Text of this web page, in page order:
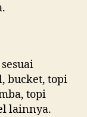
bucket, topi
topi
lainnya.